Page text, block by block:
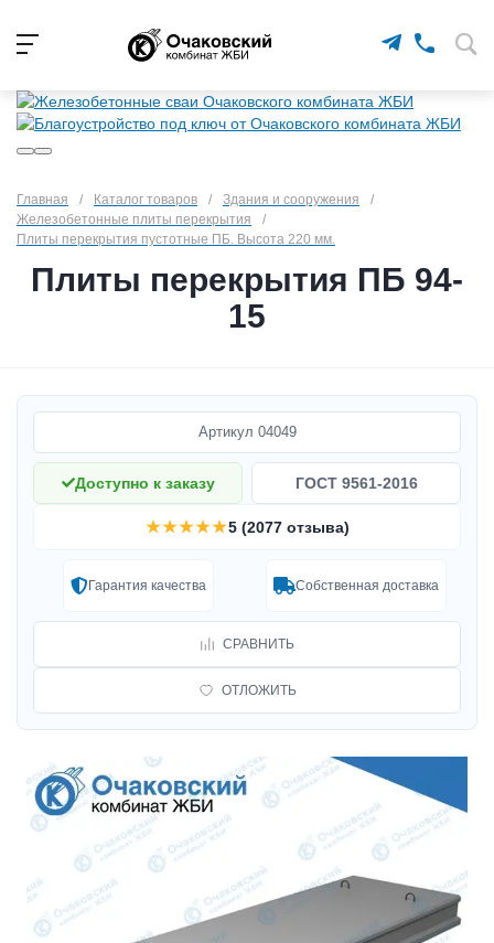
Главная / Каталог товаров / Здания и сооружения
/
Железобетонные плиты перекрытия
/
Плиты перекрытия пустотные ПБ. Высота 220 мм.
Плиты перекрытия ПБ 94-
15
Артикул 04049
Доступно к заказу ГОСТ 9561-2016
★★★★★5 (2077 отзыва)
Гарантия качества Собственная доставка
СРАВНИТЬ
ОТЛОЖИТЬ